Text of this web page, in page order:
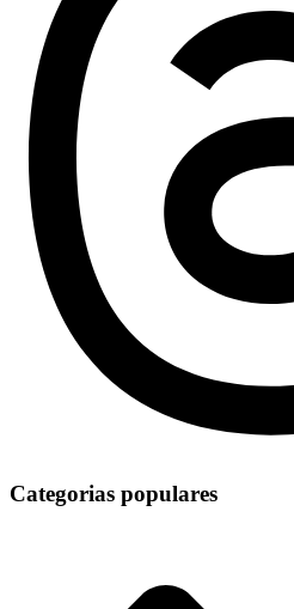
Categorias populares